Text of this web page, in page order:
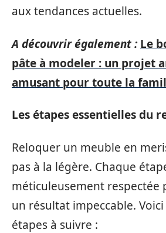
aux tendances actuelles.
A découvrir également : Le
pâte à modeler : un projet
amusant pour toute la
Les étapes essentielles du
Reloquer un meuble en
pas à la légère. Chaque
méticuleusement
un résultat impeccable.
étapes à suivre :